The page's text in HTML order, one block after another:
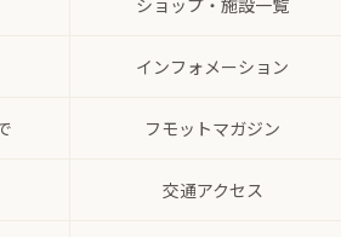
インフォメーション
フモットマガジン
交通アクセス